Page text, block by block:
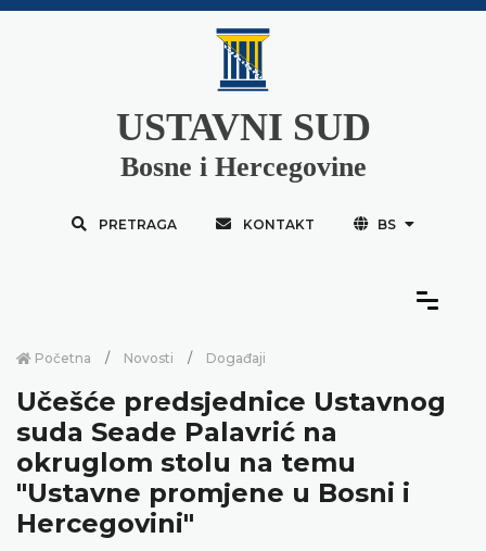
USTAVNI SUD
Bosne i Hercegovine
PRETRAGA KONTAKT BS
Početna Novosti Događaji
Učešće predsjednice Ustavnog
suda Seade Palavrić na
okruglom stolu na temu
"Ustavne promjene u Bosni i
Hercegovini"